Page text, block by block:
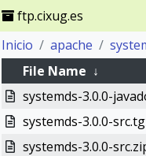
ftp.cixug.es
Inicio
apache
File Name ↓
systemds-3.0.0-
systemds-3.0.0-
systemds-3.0.0-